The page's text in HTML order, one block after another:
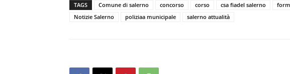
TAGS Comune di salerno concorso corso csa fiadel salerno
Notizie Salerno
poliziaa municipale salerno attualità